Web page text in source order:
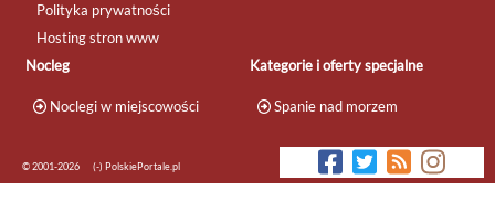
Polityka prywatności
Hosting stron www
Nocleg
Noclegi w miejscowości
Kategorie i oferty specjalne
Spanie nad morzem
© 2001-2026 (-) PolskiePortale.pl